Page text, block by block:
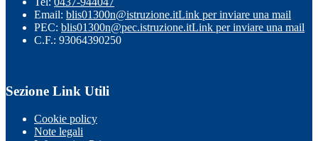
Email: blis01300n@istruzione.itLink per inviare una mail
PEC: blis01300n@pec.istruzione.itLink per inviare una mail
C.F.: 93064390250
Sezione Link Utili
Cookie policy
Note legali